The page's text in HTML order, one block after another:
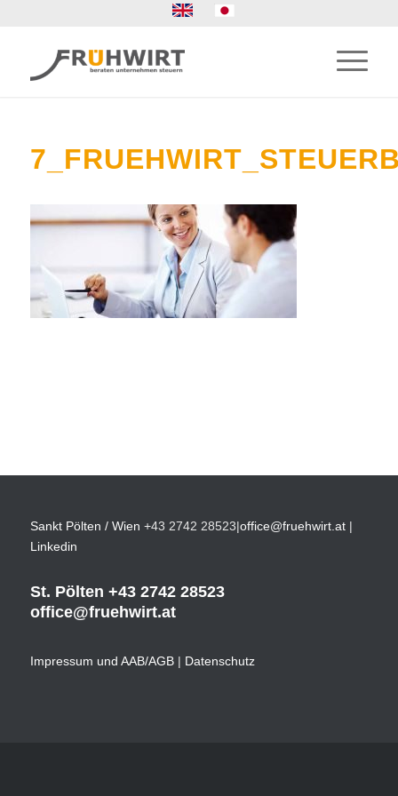
Sankt Pölten / Wien +43 2742 28523|office@fruehwirt.at|
Linkedin
St. Pölten +43 2742 28523
office@fruehwirt.at
Impressum und AAB/AGB| Datenschutz